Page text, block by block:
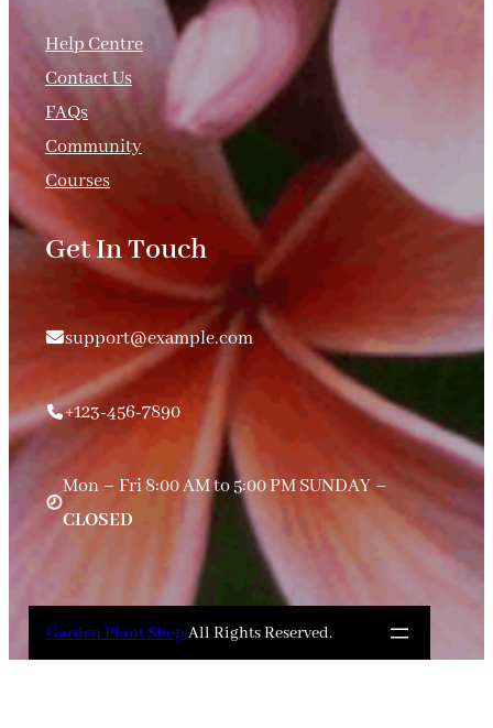
Help Centre
Contact Us
FAQs
Community
Courses
Get In Touch
support@example.com
+123-456-7890
Mon – Fri 8:00 AM to 5:00 PM SUNDAY –
CLOSED
Garden Plant Shop All Rights Reserved.